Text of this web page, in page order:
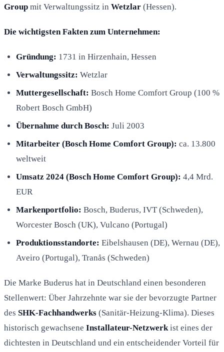
Group mit Verwaltungssitz in Wetzlar (Hessen).
Die wichtigsten Fakten zum Unternehmen:
Gründung: 1731 in Hirzenhain, Hessen
Verwaltungssitz: Wetzlar
Muttergesellschaft: Bosch Home Comfort Group (100 %
Robert Bosch GmbH)
Übernahme durch Bosch: Juli 2003
Mitarbeiter (Bosch Home Comfort Group): ca. 13.800
weltweit
Umsatz 2024 (Bosch Home Comfort Group): 4,4 Mrd.
EUR
Markenportfolio: Bosch, Buderus, IVT (Schweden),
Worcester Bosch (UK), Vulcano (Portugal)
Produktionsstandorte: Eibelshausen (DE), Wernau (DE),
Aveiro (Portugal), Tranås (Schweden)
Die Marke Buderus hat in Deutschland einen besonderen
Stellenwert: Über Jahrzehnte war sie der bevorzugte Partner
des SHK-Fachhandwerks (Sanitär-Heizung-Klima). Dieses
historisch gewachsene Installateur-Netzwerk ist eines der
dichtesten in Deutschland und ein entscheidender Vorteil für